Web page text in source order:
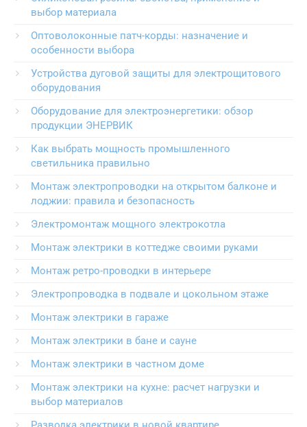
выбор материала
Оптоволоконные патч-корды: назначение и
особенности выбора
Устройства дуговой защиты для электрощитового
оборудования
Оборудование для электроэнергетики: обзор
продукции ЭНЕРВИК
Как выбрать мощность промышленного
светильника правильно
Монтаж электропроводки на открытом балконе и
лоджии: правила и безопасность
Электромонтаж мощного электрокотла
Монтаж электрики в коттедже своими руками
Монтаж ретро-проводки в интерьере
Электропроводка в подвале и цокольном этаже
Монтаж электрики в гараже
Монтаж электрики в бане и сауне
Монтаж электрики в частном доме
Монтаж электрики на кухне: расчет нагрузки и
выбор материалов